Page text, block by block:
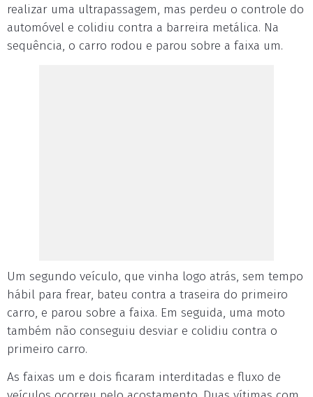
realizar uma ultrapassagem, mas perdeu o controle do
automóvel e colidiu contra a barreira metálica. Na
sequência, o carro rodou e parou sobre a faixa um.
Um segundo veículo, que vinha logo atrás, sem tempo
hábil para frear, bateu contra a traseira do primeiro
carro, e parou sobre a faixa. Em seguida, uma moto
também não conseguiu desviar e colidiu contra o
primeiro carro.
As faixas um e dois ficaram interditadas e fluxo de